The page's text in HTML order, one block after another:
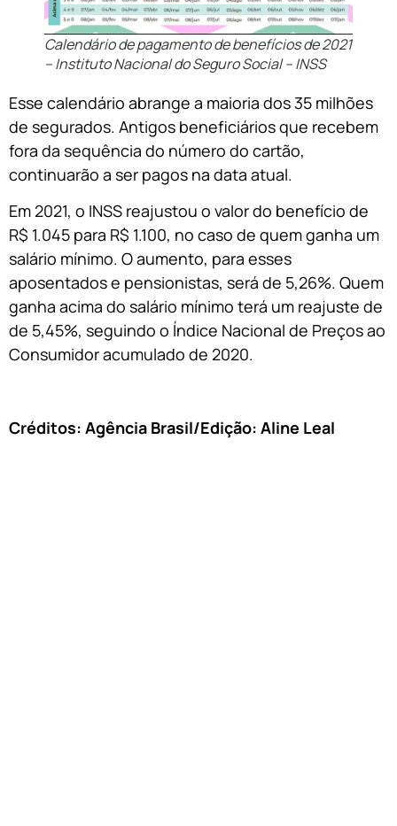
Calendário de pagamento de benefícios de 2021
– Instituto Nacional do Seguro Social – INSS
Esse calendário abrange a maioria dos 35 milhões
de segurados. Antigos beneficiários que recebem
fora da sequência do número do cartão,
continuarão a ser pagos na data atual.
Em 2021, o INSS reajustou o valor do benefício de
R$ 1.045 para R$ 1.100, no caso de quem ganha um
salário mínimo. O aumento, para esses
aposentados e pensionistas, será de 5,26%. Quem
ganha acima do salário mínimo terá um reajuste de
de 5,45%, seguindo o Índice Nacional de Preços ao
Consumidor acumulado de 2020.
Créditos: Agência Brasil/Edição: Aline Leal